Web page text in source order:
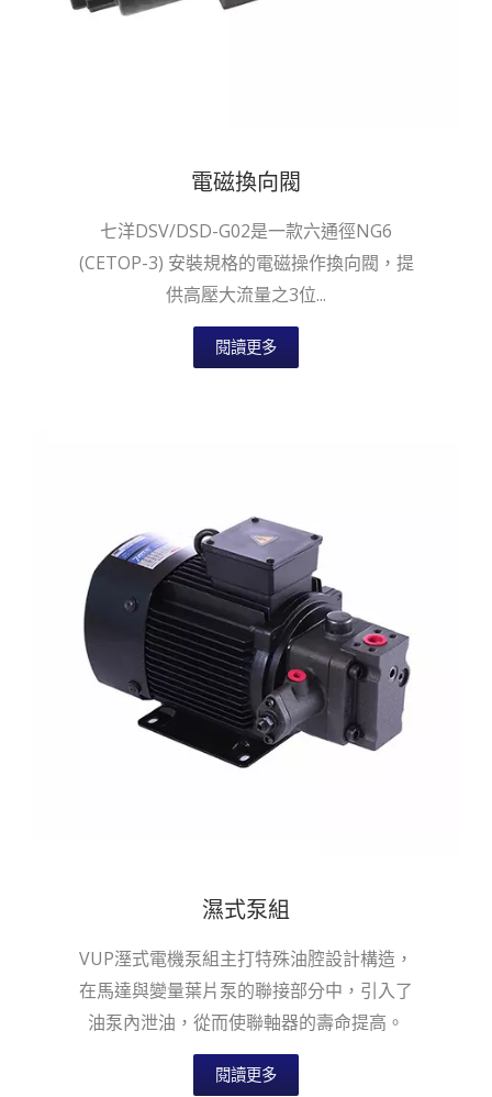
電磁換向閥
七洋DSV/DSD-G02是一款六通徑NG6
(CETOP-3) 安裝規格的電磁操作換向閥，提
供高壓大流量之3位...
閱讀更多
濕式泵組
VUP溼式電機泵組主打特殊油腔設計構造，
在馬達與變量葉片泵的聯接部分中，引入了
油泵內泄油，從而使聯軸器的壽命提高。
閱讀更多